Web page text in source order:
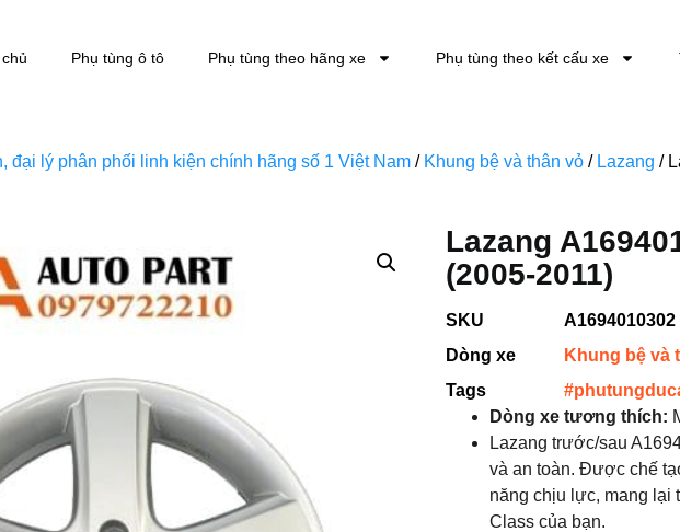
Phụ tùng ô tô Phụ tùng theo hãng xe Phụ tùng theo kết cấu xe
đại lý phân phối linh kiện chính hãng số 1 Việt Nam / Khung bệ và thân vỏ / Lazang /
Lazang
(2005-2011)
SKU
A1694010302
Dòng xe
Khung bệ và
Tags
Dòng xe tương thích:
Lazang trước/sau
và an toàn. Được chế
năng chịu lực, mang lại
Class của bạn.